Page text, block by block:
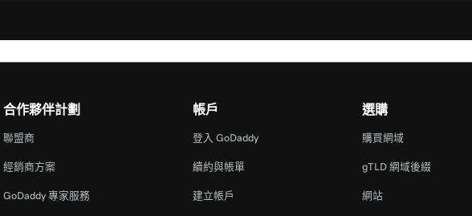
合作夥伴計劃
聯盟商
經銷商方案
GoDaddy 專家服務
帳戶
登入 GoDaddy
續約與帳單
建立帳戶
選購
購買網域
gTLD 網域後綴
網站